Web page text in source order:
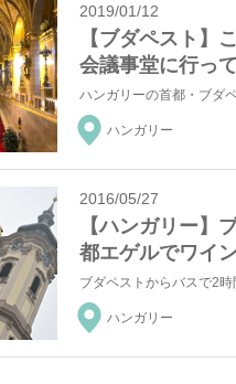
2019/01/12
【ブダペスト】
会議事堂に行っ
ハンガリー
2016/05/27
【ハンガリー】
都エゲルでワイ
ハンガリー